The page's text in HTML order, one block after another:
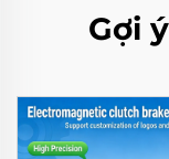
Gợi